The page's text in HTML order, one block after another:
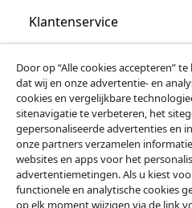
Klantenservice
Zakelijk
vidaXL
Ontdek meer
Door op “Alle cookies accepteren”
dat wij en onze advertentie- en
cookies en vergelijkbare
sitenavigatie te verbeteren, het
gepersonaliseerde advertenties en
onze partners verzamelen
websites en apps voor het
advertentiemetingen. Als u kiest
functionele en analytische cookies
op elk moment wijzigen via de link